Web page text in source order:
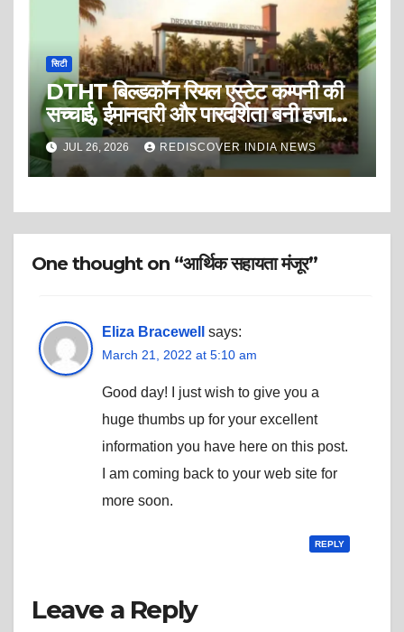
सिटी
DTHT बिल्डकॉन रियल एस्टेट कम्पनी की
सच्चाई, ईमानदारी और पारदर्शिता बनी हजारों
ग्राहकों की पहली पसंद!! DTHT
Buildcon Pvt.Ltd लाया है आपके लिए
एक सुनहरा अवसर! इंदौर-उज्जैन रोड पर
Shakambhari Residency)।
JUL 26, 2026 REDISCOVER INDIA NEWS
One thought on “आर्थिक सहायता मंजूर”
Eliza Bracewell says:
March 21, 2022 at 5:10 am
Good day! I just wish to give you a
huge thumbs up for your excellent
information you have here on this post.
I am coming back to your web site for
more soon.
REPLY
Leave a Reply